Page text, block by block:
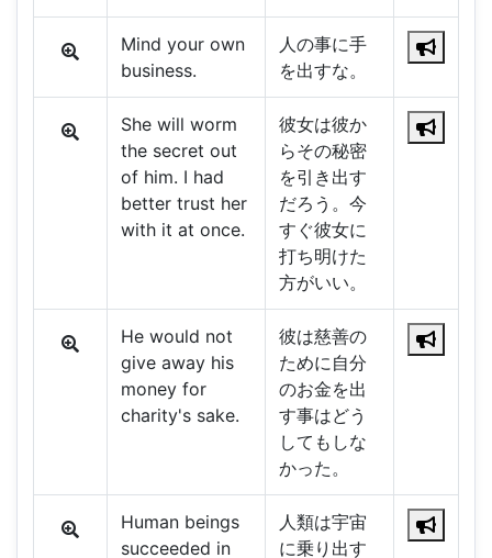
Mind your own
business.
人の事に手
を出すな。
She will worm
the secret out
of him. I had
better trust her
with it at once.
彼女は彼か
らその秘密
を引き出す
だろう。今
すぐ彼女に
打ち明けた
方がいい。
He would not
give away his
money for
charity's sake.
彼は慈善の
ために自分
のお金を出
す事はどう
してもしな
かった。
Human beings
succeeded in
人類は宇宙
に乗り出す